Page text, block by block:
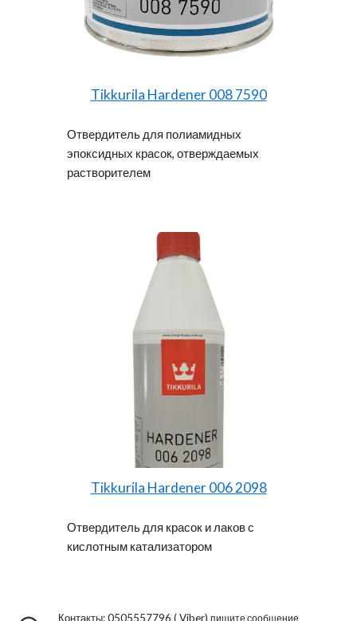
Tikkurila Hardener 008 7590
Отвердитель для полиамидных
эпоксидных красок, отверждаемых
растворителем
Tikkurila Hardener 006 2098
Отвердитель для красок и лаков с
кислотным катализатором
Контакты:0505557796 (Viber) пишите сообщение